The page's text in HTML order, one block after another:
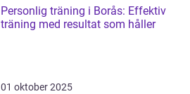
Personlig träning i Borås: Effektiv
träning med resultat som håller
01 oktober 2025